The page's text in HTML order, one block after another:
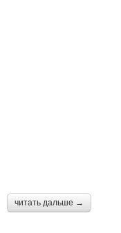
читать дальше →